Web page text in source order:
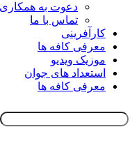
دعوت به همکاری
تماس با ما
کارآفرینی
معرفی کافه ها
موزیک ویدیو
استعداد های جوان
معرفی کافه ها